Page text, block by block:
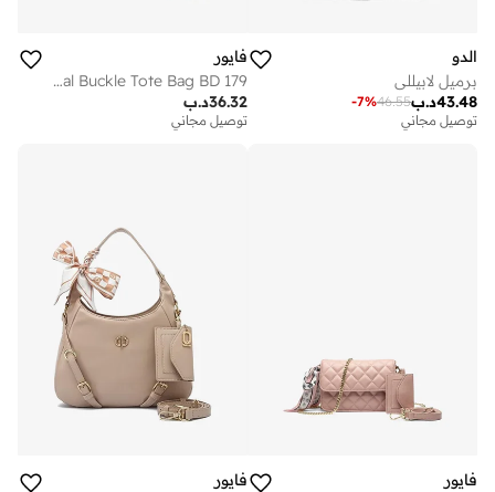
الدو
برميل لابيللي
د.ب43.48
46.55
-7%
توصيل مجاني
فايور
Minimal Buckle Tote Bag BD 179
د.ب36.32
توصيل مجاني
فايور
فايور